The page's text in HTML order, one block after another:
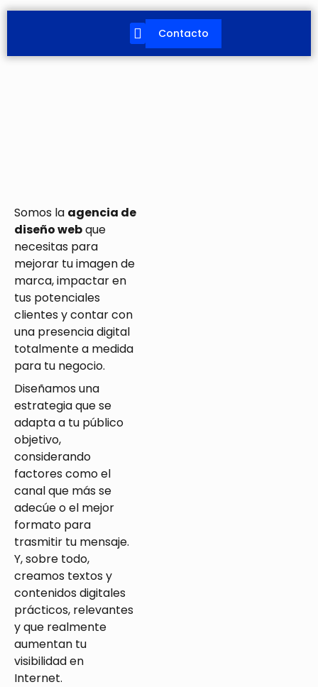
Contacto
Somos la agencia de
diseño webque
necesitas para
mejorar tu imagen de
marca, impactar en
tus potenciales
clientes y contar con
una presencia digital
totalmente a medida
para tu negocio.
Diseñamos una
estrategia que se
adaptaa tu público
objetivo,
considerando
factores como el
canal que másse
adecúeo el mejor
formato para
trasmitir tu mensaje.
Y, sobre todo,
creamos textosy
contenidos digitales
prácticos, relevantes
y que realmente
aumentan tu
visibilidad en
Internet.